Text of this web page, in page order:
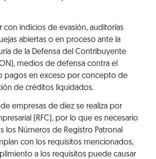
con indicios de evasión, auditorías
abiertas o en proceso ante la
de la Defensa del Contribuyente
medios de defensa contra el
pagos en exceso por concepto de
de créditos liquidados.
de empresas de diez se realiza por
(RFC), por lo que es necesario
los Números de Registro Patronal
con los requisitos mencionados,
a los requisitos puede causar